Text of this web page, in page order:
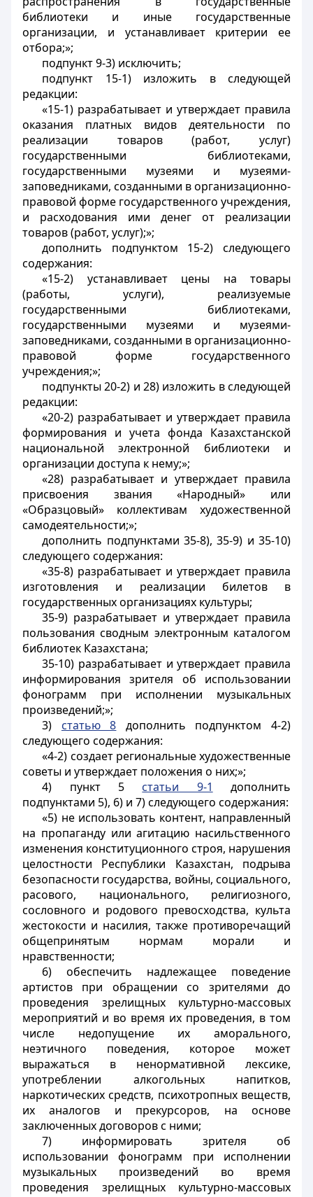
библиотеки и иные государственные
организации, и устанавливает критерии ее
отбора;»;
подпункт 9-3) исключить;
подпункт 15-1) изложить в следующей
редакции:
«15-1) разрабатывает и утверждает правила
оказания платных видов деятельности по
реализации товаров (работ, услуг)
государственными библиотеками,
государственными музеями и музеями-
заповедниками, созданными в организационно-
правовой форме государственного учреждения,
и расходования ими денег от реализации
товаров (работ, услуг);»;
дополнить подпунктом 15-2) следующего
содержания:
«15-2) устанавливает цены на товары
(работы, услуги), реализуемые
государственными библиотеками,
государственными музеями и музеями-
заповедниками, созданными в организационно-
правовой форме государственного
учреждения;»;
подпункты 20-2) и 28) изложить в следующей
редакции:
«20-2) разрабатывает и утверждает правила
формирования и учета фонда Казахстанской
национальной электронной библиотеки и
организации доступа к нему;»;
«28) разрабатывает и утверждает правила
присвоения звания «Народный» или
«Образцовый» коллективам художественной
самодеятельности;»;
дополнить подпунктами 35-8), 35-9) и 35-10)
следующего содержания:
«35-8) разрабатывает и утверждает правила
изготовления и реализации билетов в
государственных организациях культуры;
35-9) разрабатывает и утверждает правила
пользования сводным электронным каталогом
библиотек Казахстана;
35-10) разрабатывает и утверждает правила
информирования зрителя об использовании
фонограмм при исполнении музыкальных
произведений;»;
3) статью 8 дополнить подпунктом 4-2)
следующего содержания:
«4-2) создает региональные художественные
советы и утверждает положения о них;»;
4) пункт 5 статьи 9-1
дополнить
подпунктами 5), 6) и 7) следующего содержания:
«5) не использовать контент, направленный
на пропаганду или агитацию насильственного
изменения конституционного строя, нарушения
целостности Республики Казахстан, подрыва
безопасности государства, войны, социального,
расового, национального, религиозного,
сословного и родового превосходства, культа
жестокости и насилия, также противоречащий
общепринятым нормам морали и
нравственности;
6) обеспечить надлежащее поведение
артистов при обращении со зрителями до
проведения зрелищных культурно-массовых
мероприятий и во время их проведения, в том
числе недопущение их аморального,
неэтичного поведения, которое может
выражаться в ненормативной лексике,
употреблении алкогольных напитков,
наркотических средств, психотропных веществ,
их аналогов и прекурсоров, на основе
заключенных договоров c ними;
7) информировать зрителя об
использовании фонограмм при исполнении
музыкальных произведений во время
проведения зрелищных культурно-массовых